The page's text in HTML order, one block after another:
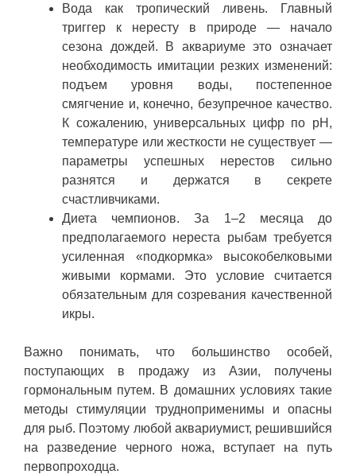
Вода как тропический ливень. Главный
триггер к нересту в природе — начало
сезона дождей. В аквариуме это означает
необходимость имитации резких изменений:
подъем уровня воды, постепенное
смягчение и, конечно, безупречное качество.
К сожалению, универсальных цифр по pH,
температуре или жесткости не существует —
параметры успешных нерестов сильно
разнятся и держатся в секрете
счастливчиками.
Диета чемпионов. За 1–2 месяца до
предполагаемого нереста рыбам требуется
усиленная «подкормка» высокобелковыми
живыми кормами. Это условие считается
обязательным для созревания качественной
икры.
Важно понимать, что большинство особей,
поступающих в продажу из Азии, получены
гормональным путем. В домашних условиях такие
методы стимуляции трудноприменимы и опасны
для рыб. Поэтому любой аквариумист, решившийся
на разведение черного ножа, вступает на путь
первопроходца.